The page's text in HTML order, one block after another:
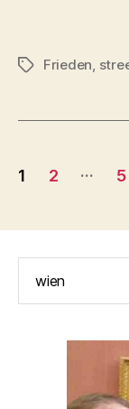
Schlagwörter
Frieden,
Beiträge
1 2 … 5
nach: